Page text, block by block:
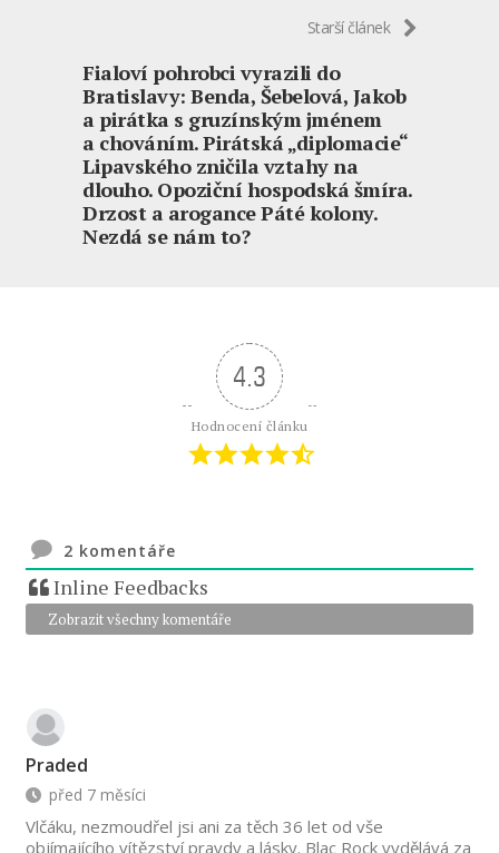
Starší článek
Fialoví pohrobci vyrazili do
Bratislavy: Benda, Šebelová, Jakob
a pirátka s gruzínským jménem
a chováním. Pirátská „diplomacie“
Lipavského zničila vztahy na
dlouho. Opoziční hospodská šmíra.
Drzost a arogance Páté kolony.
Nezdá se nám to?
4.3
Hodnocení článku
2 komentáře
Inline Feedbacks
Zobrazit všechny komentáře
Praded
před 7 měsíci
Vlčáku, nezmoudřel jsi ani za těch 36 let od vše
objímajícího vítězství pravdy a lásky. Blac Rock vydělává za